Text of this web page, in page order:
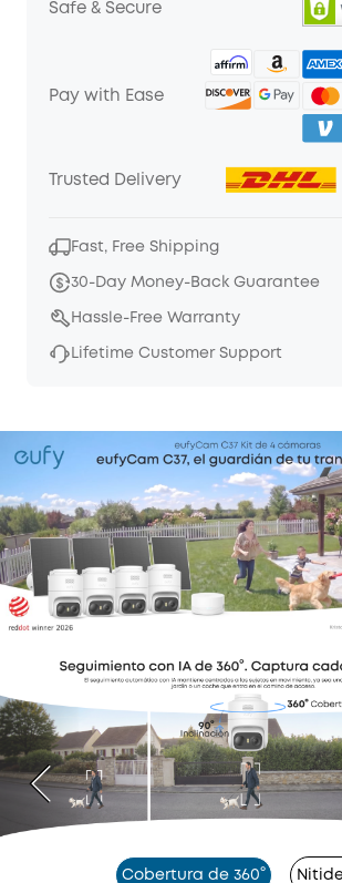
Safe & Secure
Pay with Ease
Trusted Delivery
Fast, Free Shipping
30-Day Money-Back Guarantee
Hassle-Free Warranty
Lifetime Customer Support
Cobertura de 360°